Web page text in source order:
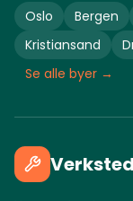
Oslo
Bergen
Kristiansand
Se alle byer →